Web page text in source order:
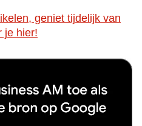
geniet tijdelijk van
je hier!